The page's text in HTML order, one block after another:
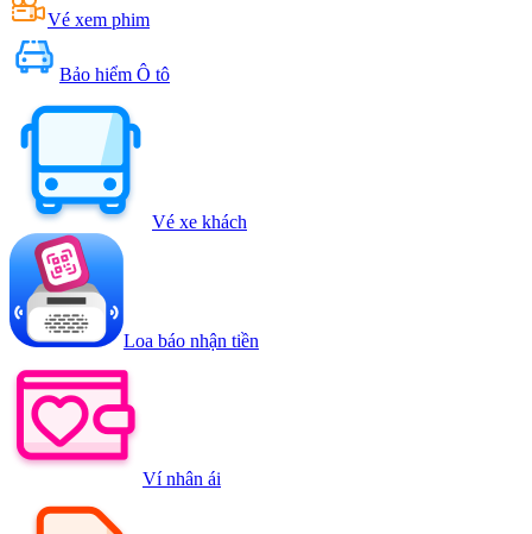
Vé xem phim
Bảo hiểm Ô tô
Vé xe khách
Loa báo nhận tiền
Ví nhân ái